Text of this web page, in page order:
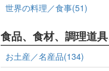
世界の料理／食事(51)
食品、食材、調理道
お土産／名産品(134)